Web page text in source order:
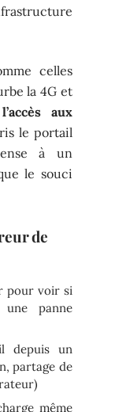
celles
la 4G et
aux
le portail
à un
le souci
de
pour voir si
une panne
depuis un
partage de
même